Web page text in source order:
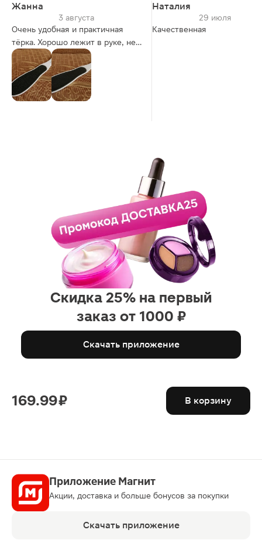
Жанна
3 августа
Очень удобная и практичная
тёрка. Хорошо лежит в руке, не
гнётся и имеет оптимальный
размер. Легко моется. Сторону с
крупным зерном стоит
использовать, если много
Наталия
29 июля
Качественная
Скидка 25% на первый
заказ от 1000 ₽
Скачать приложение
169.99 ₽ В корзину
Приложение Магнит
Акции, доставка и больше бонусов за покупки
Скачать приложение